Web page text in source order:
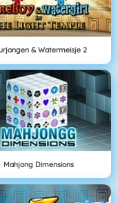
& Watermeisje 2
Mahjong Dimensions